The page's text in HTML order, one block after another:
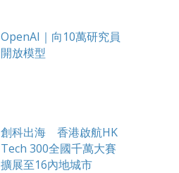
OpenAI｜向10萬研究員
開放模型
創科出海 香港啟航HK
Tech 300全國千萬大賽
擴展至16內地城市